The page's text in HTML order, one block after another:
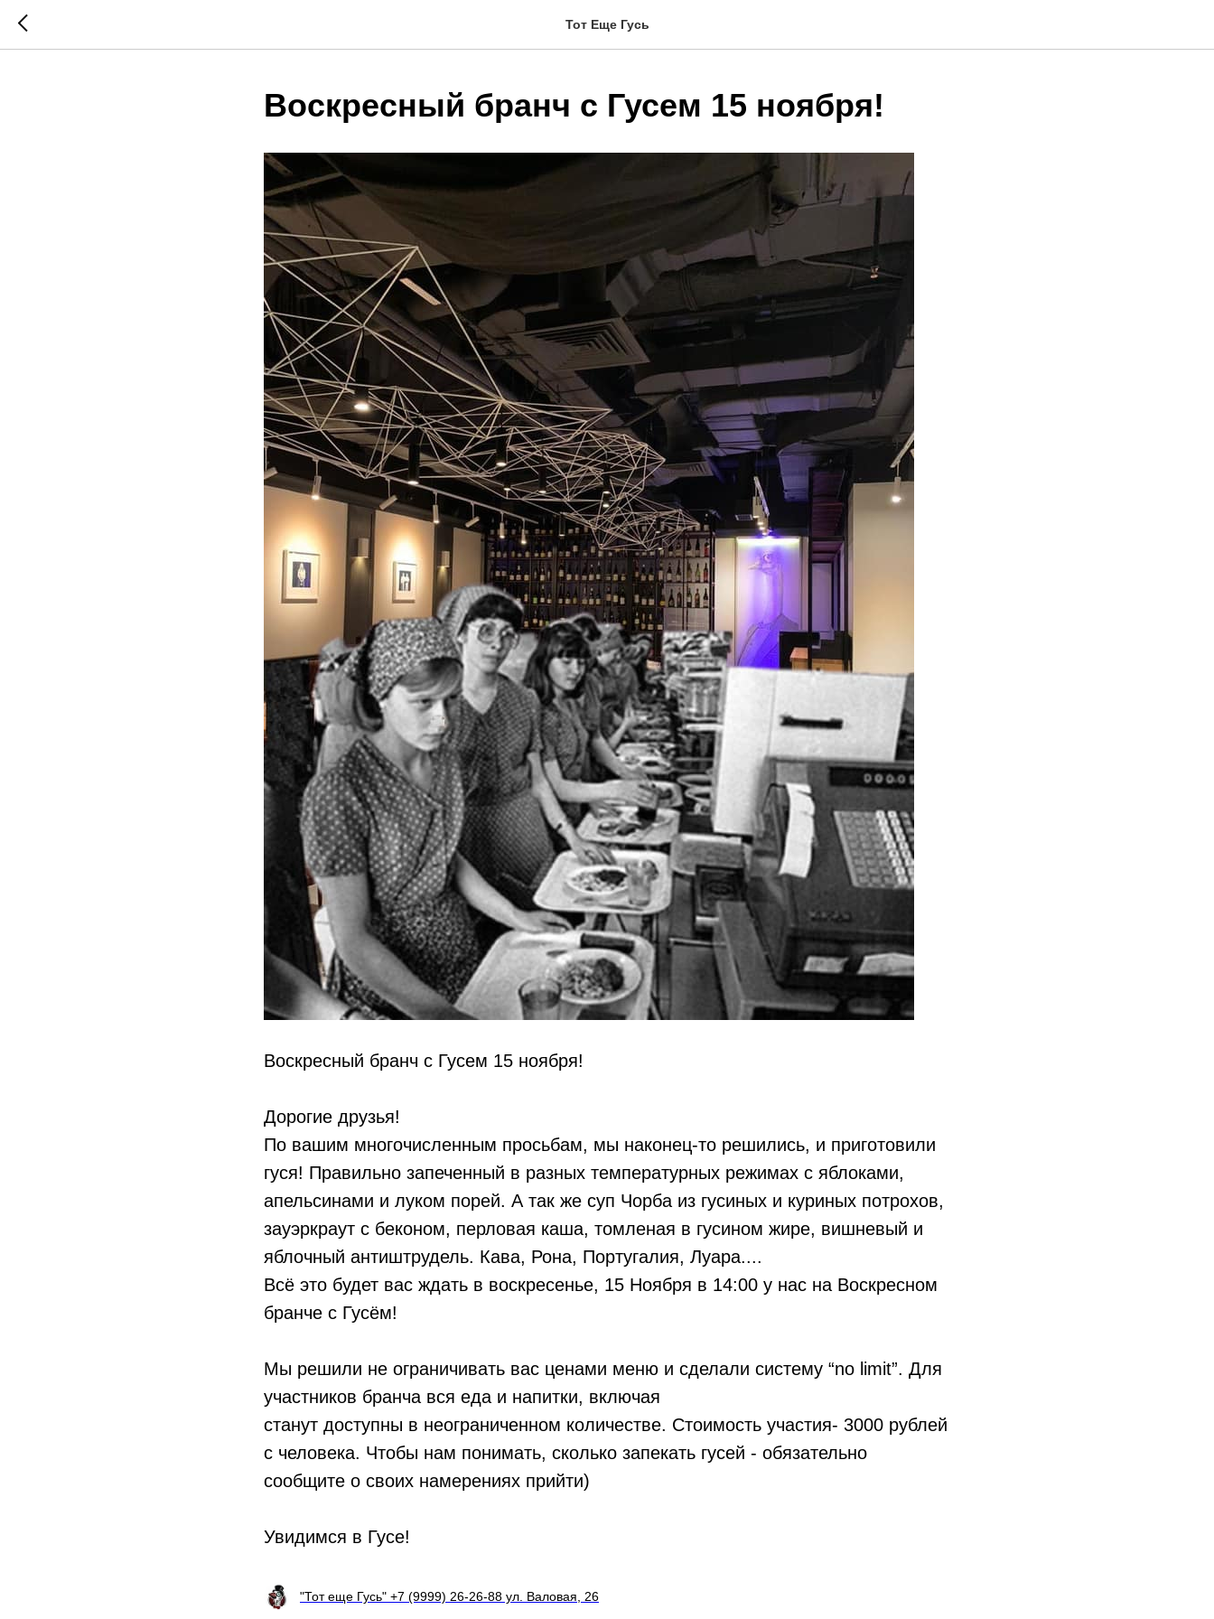
Тот Еще Гусь
Воскресный бранч с Гусем 15 ноября!
Воскресный бранч с Гусем 15 ноября!
Дорогие друзья!
По вашим многочисленным просьбам, мы наконец-то решились, и приготовили
гуся! Правильно запеченный в разных температурных режимах с яблоками,
апельсинами и луком порей. А так же суп Чорба из гусиных и куриных потрохов,
зауэркраут с беконом, перловая каша, томленая в гусином жире, вишневый и
яблочный антиштрудель. Кава, Рона, Португалия, Луара....
Всё это будет вас ждать в воскресенье, 15 Ноября в 14:00 у нас на Воскресном
бранче с Гусём!
Мы решили не ограничивать вас ценами меню и сделали систему “no limit”. Для
участников бранча вся еда и напитки, включая
станут доступны в неограниченном количестве. Стоимость участия- 3000 рублей
с человека. Чтобы нам понимать, сколько запекать гусей - обязательно
сообщите о своих намерениях прийти)
Увидимся в Гусе!
"Тот еще Гусь" +7 (9999) 26-26-88 ул. Валовая, 26